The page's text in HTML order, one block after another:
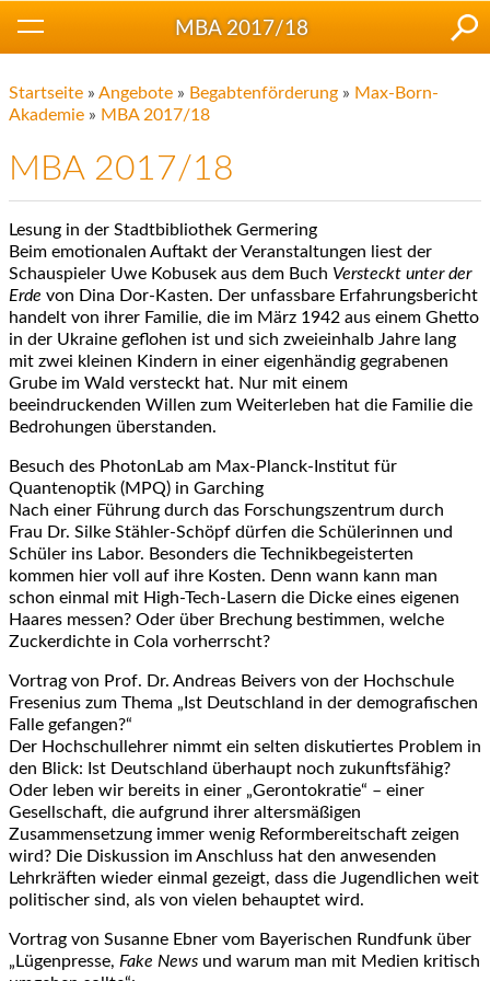
MBA 2017/18
Startseite » Angebote » Begabtenförderung » Max-Born-
Akademie » MBA 2017/18
MBA 2017/18
Lesung in der Stadtbibliothek Germering
Beim emotionalen Auftakt der Veranstaltungen liest der
Schauspieler Uwe Kobusek aus dem Buch Versteckt unter der
Erde von Dina Dor-Kasten. Der unfassbare Erfahrungsbericht
handelt von ihrer Familie, die im März 1942 aus einem Ghetto
in der Ukraine geflohen ist und sich zweieinhalb Jahre lang
mit zwei kleinen Kindern in einer eigenhändig gegrabenen
Grube im Wald versteckt hat. Nur mit einem
beeindruckenden Willen zum Weiterleben hat die Familie die
Bedrohungen überstanden.
Besuch des PhotonLab am Max-Planck-Institut für
Quantenoptik (MPQ) in Garching
Nach einer Führung durch das Forschungszentrum durch
Frau Dr. Silke Stähler-Schöpf dürfen die Schülerinnen und
Schüler ins Labor. Besonders die Technikbegeisterten
kommen hier voll auf ihre Kosten. Denn wann kann man
schon einmal mit High-Tech-Lasern die Dicke eines eigenen
Haares messen? Oder über Brechung bestimmen, welche
Zuckerdichte in Cola vorherrscht?
Vortrag von Prof. Dr. Andreas Beivers von der Hochschule
Fresenius zum Thema „Ist Deutschland in der demografischen
Falle gefangen?“
Der Hochschullehrer nimmt ein selten diskutiertes Problem in
den Blick: Ist Deutschland überhaupt noch zukunftsfähig?
Oder leben wir bereits in einer „Gerontokratie“ – einer
Gesellschaft, die aufgrund ihrer altersmäßigen
Zusammensetzung immer wenig Reformbereitschaft zeigen
wird? Die Diskussion im Anschluss hat den anwesenden
Lehrkräften wieder einmal gezeigt, dass die Jugendlichen weit
politischer sind, als von vielen behauptet wird.
Vortrag von Susanne Ebner vom Bayerischen Rundfunk über
„Lügenpresse, Fake News und warum man mit Medien kritisch